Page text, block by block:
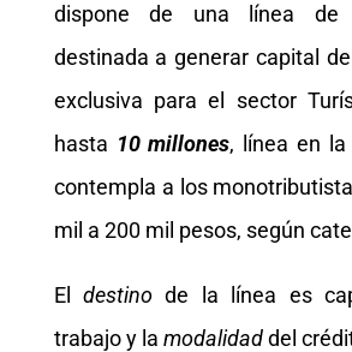
dispone de una línea de
destinada a generar capital
exclusiva para el sector
hasta 10 millones, línea en la
contempla a los
mil a 200 mil pesos, según
El destino de la línea es
trabajo y la modalidaddel